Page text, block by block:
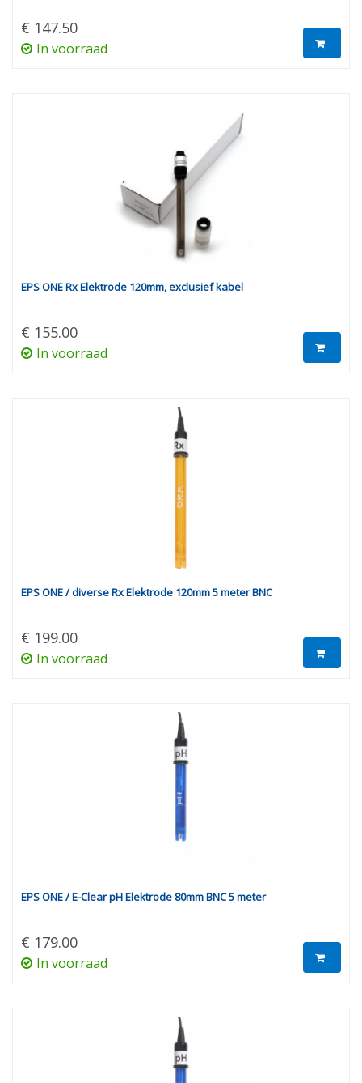
€ 147.50
In voorraad
EPS ONE Rx Elektrode 120mm, exclusief kabel
€ 155.00
In voorraad
EPS ONE / diverse Rx Elektrode 120mm 5 meter BNC
€ 199.00
In voorraad
EPS ONE / E-Clear pH Elektrode 80mm BNC 5 meter
€ 179.00
In voorraad